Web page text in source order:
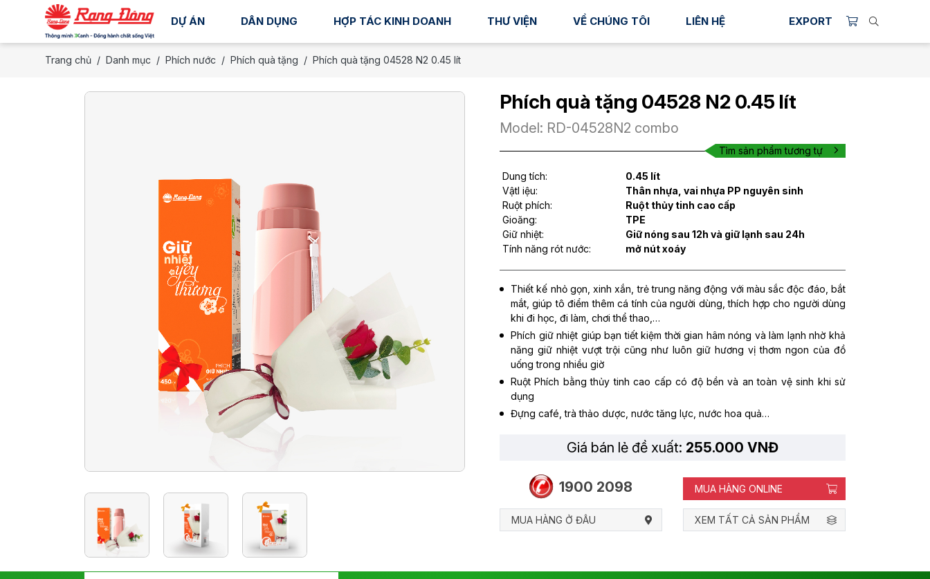
DỰ ÁN DÂN DỤNG HỢP TÁC KINH DOANH THƯ VIỆN VỀ CHÚNG TÔI LIÊN HỆ EXPORT
Trang chủ Danh mục Phích nước Phích quà tặng Phích quà tặng 04528 N2 0.45 lít
Phích quà tặng 04528 N2 0.45 lít
Model: RD-04528N2 combo
Tìm sản phẩm tương tự
Dung tích:
0.45 lít
Vậtl iệu:
Thân nhựa, vai nhựa PP nguyên sinh
Ruột phích:
Ruột thủy tinh cao cấp
Gioăng:
TPE
Giữ nhiệt:
Giữ nóng sau 12h và giữ lạnh sau 24h
Tính năng rót nước:
mở nút xoáy
Thiết kế nhỏ gọn, xinh xắn, trẻ trung năng động với màu sắc độc đáo, bắt
mắt, giúp tô điểm thêm cá tính của người dùng, thích hợp cho người dùng
khi đi học, đi làm, chơi thể thao,…
Phích giữ nhiệt giúp bạn tiết kiệm thời gian hâm nóng và làm lạnh nhờ khả
năng giữ nhiệt vượt trội cũng như luôn giữ hương vị thơm ngon của đồ
uống trong nhiều giờ
Ruột Phích bằng thủy tinh cao cấp có độ bền và an toàn vệ sinh khi sử
dụng
Đựng café, trà thảo dược, nước tăng lực, nước hoa quả…
Giá bán lẻ đề xuất: 255.000 VNĐ
1900 2098 MUA HÀNG ONLINE
MUA HÀNG Ở ĐÂU XEM TẤT CẢ SẢN PHẨM